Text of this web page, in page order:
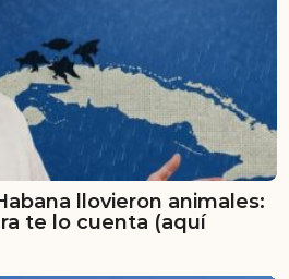
llovieron animales:
te lo cuenta (aquí